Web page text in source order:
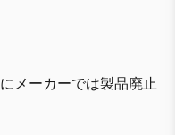
メーカーでは製品廃止